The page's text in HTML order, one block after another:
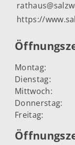
https://
Montag:
Dienstag:
Mittwoch:
Donnerstag:
Freitag: